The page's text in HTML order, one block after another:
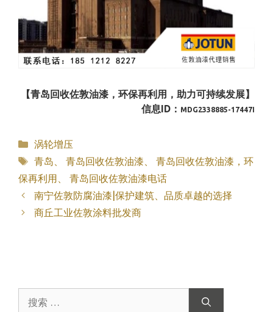
【青岛回收佐敦油漆，环保再利用，助力可持续发展】
信息ID： MDG2338885-17447I
分
类
涡轮增压
标
签
青岛 青岛回收佐敦油漆
青岛回收佐敦油漆，环
保再利用
青岛回收佐敦油漆电话
南宁佐敦防腐油漆|保护建筑、品质卓越的选择
商丘工业佐敦涂料批发商
索：